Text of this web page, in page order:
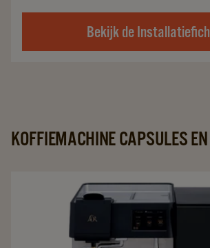
Bekijk de
KOFFIEMACHINE CAPSULES